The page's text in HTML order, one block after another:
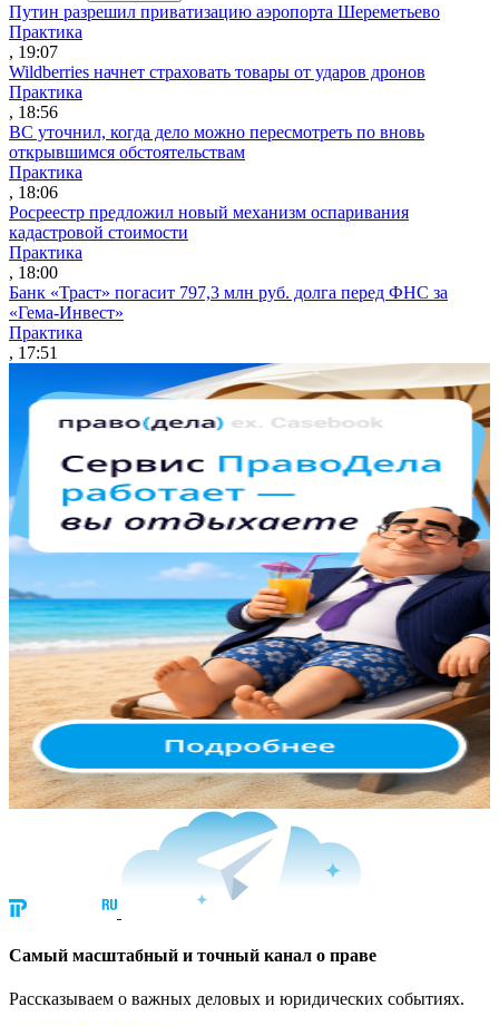
Путин разрешил приватизацию аэропорта Шереметьево
Практика
, 19:07
Wildberries начнет страховать товары от ударов дронов
Практика
, 18:56
ВС уточнил, когда дело можно пересмотреть по вновь
открывшимся обстоятельствам
Практика
, 18:06
Росреестр предложил новый механизм оспаривания
кадастровой стоимости
Практика
, 18:00
Банк «Траст» погасит 797,3 млн руб. долга перед ФНС за
«Гема-Инвест»
Практика
, 17:51
Cамый масштабный и точный канал о праве
Рассказываем о важных деловых и юридических событиях.